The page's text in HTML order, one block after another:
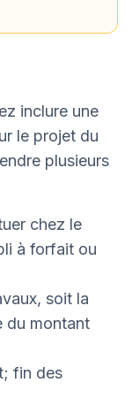
inclure une
le projet du
plusieurs
chez le
à forfait ou
soit la
du montant
fin des